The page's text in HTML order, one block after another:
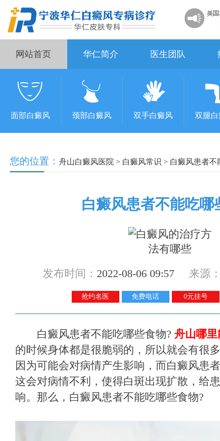
网站首页 华仁简介 医生团队
面部白癜风 颈部白癜风 双手白癜风 双腿
您的位置： 舟山白癜风医院 > 白癜风常识 > 白癜风患者不
白癜风患者不能吃哪
发布时间： 2022-08-06 09:57 来源
抢约名医 免费电话 0元挂号
白癜风患者不能吃哪些食物? 舟山哪
的时候身体都是很脆弱的，所以就会有很
因为可能会对病情产生影响，而白癜风患
这会对病情不利，使得白斑出现扩散，给
响。那么，白癜风患者不能吃哪些食物?